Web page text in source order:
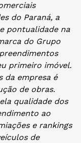
do Paraná, a
pontualidade na
do Grupo
primeiro imóvel.
da empresa é
de obras.
qualidade dos
ao
e rankings
de